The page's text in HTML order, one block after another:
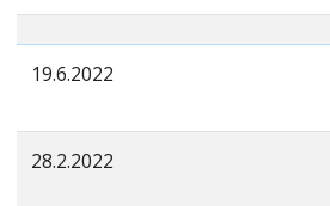
19.6.2022
28.2.2022